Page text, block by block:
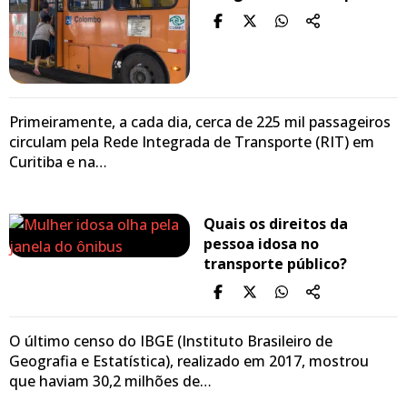
Primeiramente, a cada dia, cerca de 225 mil passageiros
circulam pela Rede Integrada de Transporte (RIT) em
Curitiba e na…
Quais os direitos da
pessoa idosa no
transporte público?
O último censo do IBGE (Instituto Brasileiro de
Geografia e Estatística), realizado em 2017, mostrou
que haviam 30,2 milhões de…